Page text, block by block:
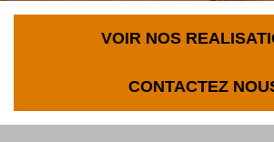
VOIR NOS
CONTACTEZ